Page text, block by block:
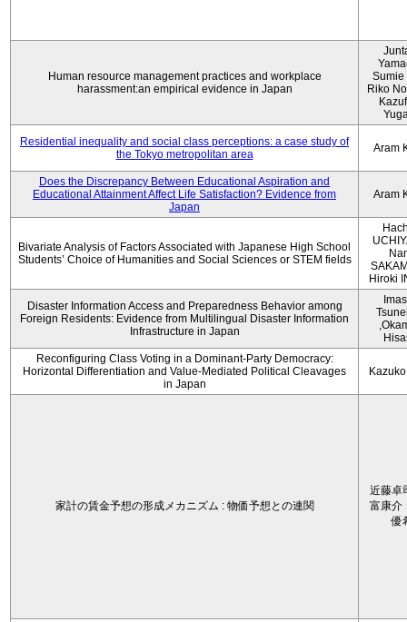
Human resource management practices and workplace
harassment:an empirical evidence in Japan
Sumie
Riko
Residential inequality and social class perceptions: a case study of
the Tokyo metropolitan area
Aram
Does the Discrepancy Between Educational Aspiration and
Educational Attainment Affect Life Satisfaction? Evidence from
Japan
Aram
Bivariate Analysis of Factors Associated with Japanese High School
Students’ Choice of Humanities and Social Sciences or STEM fields
Hiroki
Disaster Information Access and Preparedness Behavior among
Foreign Residents: Evidence from Multilingual Disaster Information
Infrastructure in Japan
Reconfiguring Class Voting in a Dominant-Party Democracy:
Horizontal Differentiation and Value-Mediated Political Cleavages
in Japan
家計の賃金予想の形成メカニズム : 物価予想との連関
近藤卓
富康介
優